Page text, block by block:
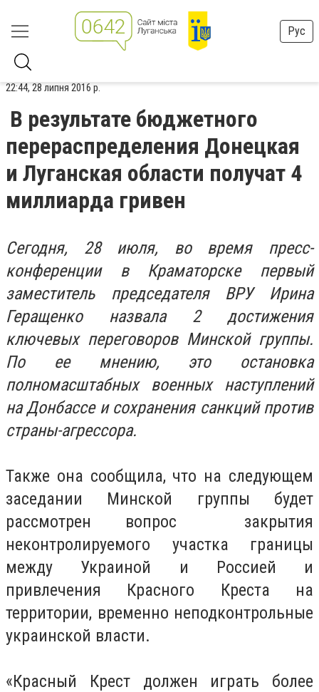
Рус
22:44, 28 липня 2016 р.
В результате бюджетного
перераспределения Донецкая
и Луганская области получат 4
миллиарда гривен
Сегодня, 28 июля, во время пресс-
конференции в Краматорске первый
заместитель председателя ВРУ Ирина
Геращенко назвала 2 достижения
ключевых переговоров Минской группы.
По ее мнению, это остановка
полномасштабных военных наступлений
на Донбассе и сохранения санкций против
страны-агрессора.
Также она сообщила, что на следующем
заседании Минской группы будет
рассмотрен вопрос закрытия
неконтролируемого участка границы
между Украиной и Россией и
привлечения Красного Креста на
территории, временно неподконтрольные
украинской власти.
«Красный Крест должен играть более